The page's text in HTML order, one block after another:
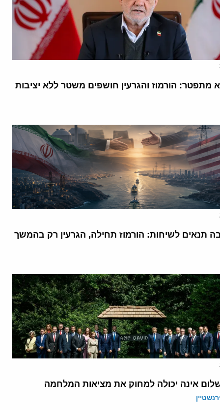
מתפטר: הורמוז והגרעין חושפים משטר ללא יציבות
תנאים לשיחות: הורמוז תחילה, הגרעין רק בהמשך
אינה יכולה למחוק את מציאות המלחמה